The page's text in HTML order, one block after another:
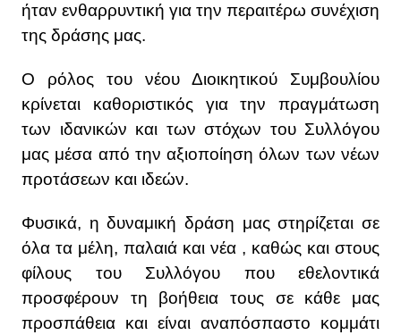
ήταν ενθαρρυντική για την περαιτέρω συνέχιση
της δράσης μας.
Ο ρόλος του νέου Διοικητικού Συμβουλίου
κρίνεται καθοριστικός για την πραγμάτωση
των ιδανικών και των στόχων του Συλλόγου
μας μέσα από την αξιοποίηση όλων των νέων
προτάσεων και ιδεών.
Φυσικά, η δυναμική δράση μας στηρίζεται σε
όλα τα μέλη, παλαιά και νέα , καθώς και στους
φίλους του Συλλόγου που εθελοντικά
προσφέρουν τη βοήθεια τους σε κάθε μας
προσπάθεια και είναι αναπόσπαστο κομμάτι